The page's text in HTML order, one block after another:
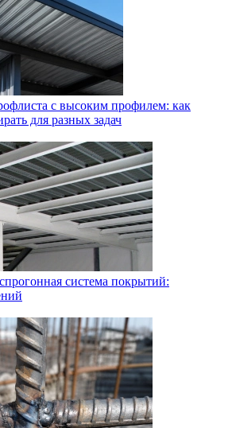
с высоким профилем: как
для разных задач
система покрытий: